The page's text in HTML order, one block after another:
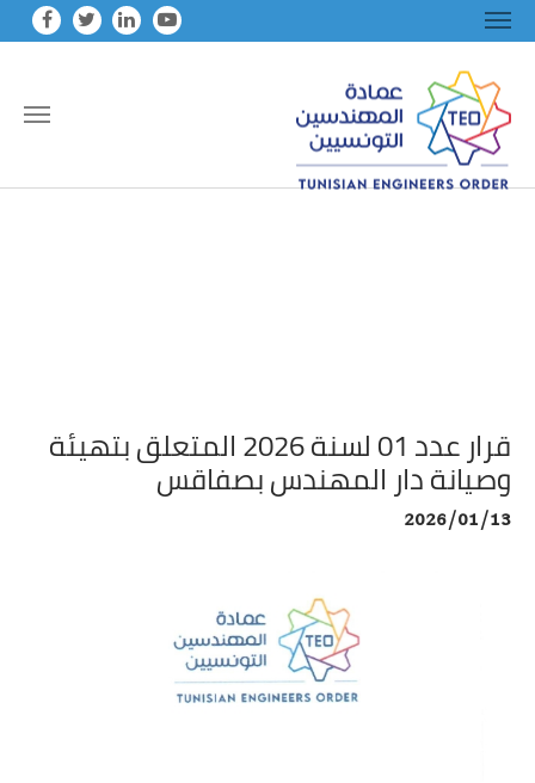
قرار عدد 01 لسنة 2026 المتعلق بتهيئة
وصيانة دار المهندس بصفاقس
2026/01/13